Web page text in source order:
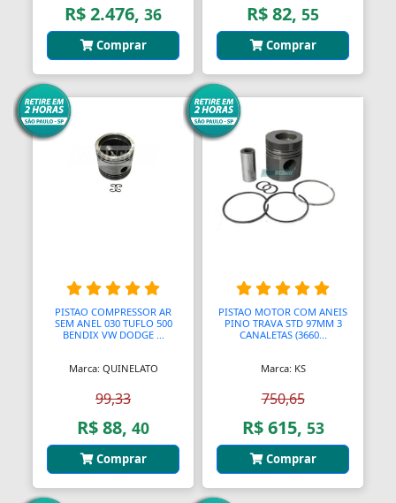
Virabrequim
Válvula Termostática
Válvula de Retenção e de Alívio
Válvulas
Válvulas Solenoide
R$ 2.476, 36
Comprar
R$ 82, 55
Comprar
PISTAO COMPRESSOR AR
SEM ANEL 030 TUFLO 500
BENDIX VW DODGE ...
Marca: QUINELATO
99,33
R$ 88, 40
Comprar
PISTAO MOTOR COM ANEIS
PINO TRAVA STD 97MM 3
CANALETAS (3660...
Marca: KS
750,65
R$ 615, 53
Comprar